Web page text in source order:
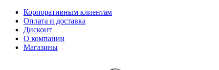
Корпоративным клиентам
Оплата и доставка
Дисконт
О компании
Магазины